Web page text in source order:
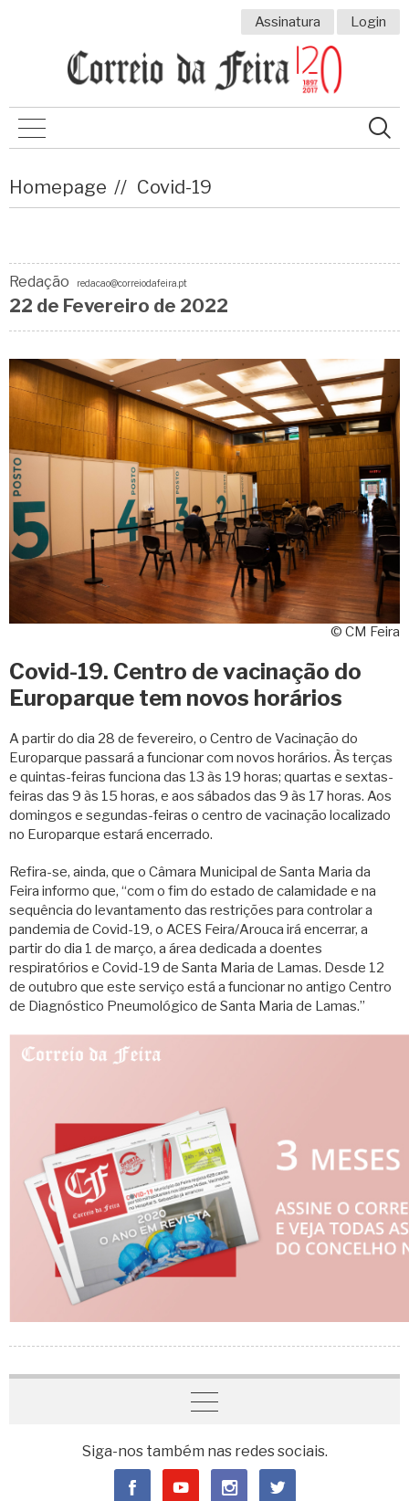
Assinatura Login
Homepage Covid-19
Redação redacao@correiodafeira.pt
22 de Fevereiro de 2022
© CM Feira
Covid-19. Centro de vacinação do
Europarque tem novos horários
A partir do dia 28 de fevereiro, o Centro de Vacinação do
Europarque passará a funcionar com novos horários. Às terças
e quintas-feiras funciona das 13 às 19 horas; quartas e sextas-
feiras das 9 às 15 horas, e aos sábados das 9 às 17 horas. Aos
domingos e segundas-feiras o centro de vacinação localizado
no Europarque estará encerrado.
Refira-se, ainda, que o Câmara Municipal de Santa Maria da
Feira informo que, “com o fim do estado de calamidade e na
sequência do levantamento das restrições para controlar a
pandemia de Covid-19, o ACES Feira/Arouca irá encerrar, a
partir do dia 1 de março, a área dedicada a doentes
respiratórios e Covid-19 de Santa Maria de Lamas. Desde 12
de outubro que este serviço está a funcionar no antigo Centro
de Diagnóstico Pneumológico de Santa Maria de Lamas.”
Siga-nos também nas redes sociais.